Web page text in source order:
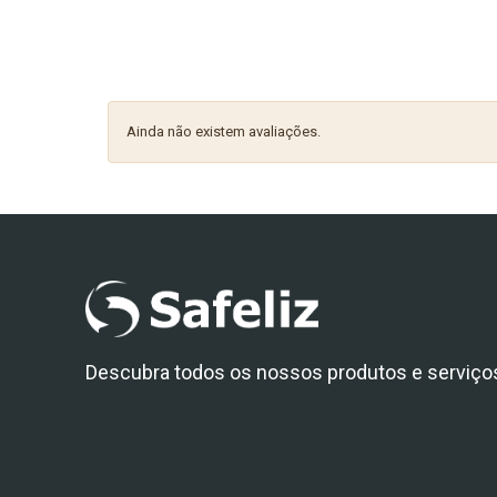
Ainda não existem avaliações.
Descubra todos os nossos produtos e